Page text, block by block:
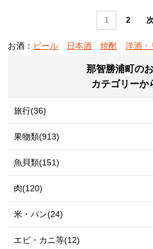
1 2
お酒： ビール 日本酒 焼酎 洋酒・
那智勝浦町の
カテゴリーか
旅行(36)
果物類(913)
魚貝類(151)
肉(120)
米・パン(24)
エビ・カニ等(12)